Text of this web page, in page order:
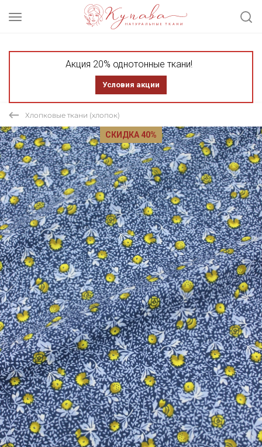
Акция 20% однотонные ткани!
Условия акции
Хлопковые ткани (хлопок)
СКИДКА 40%